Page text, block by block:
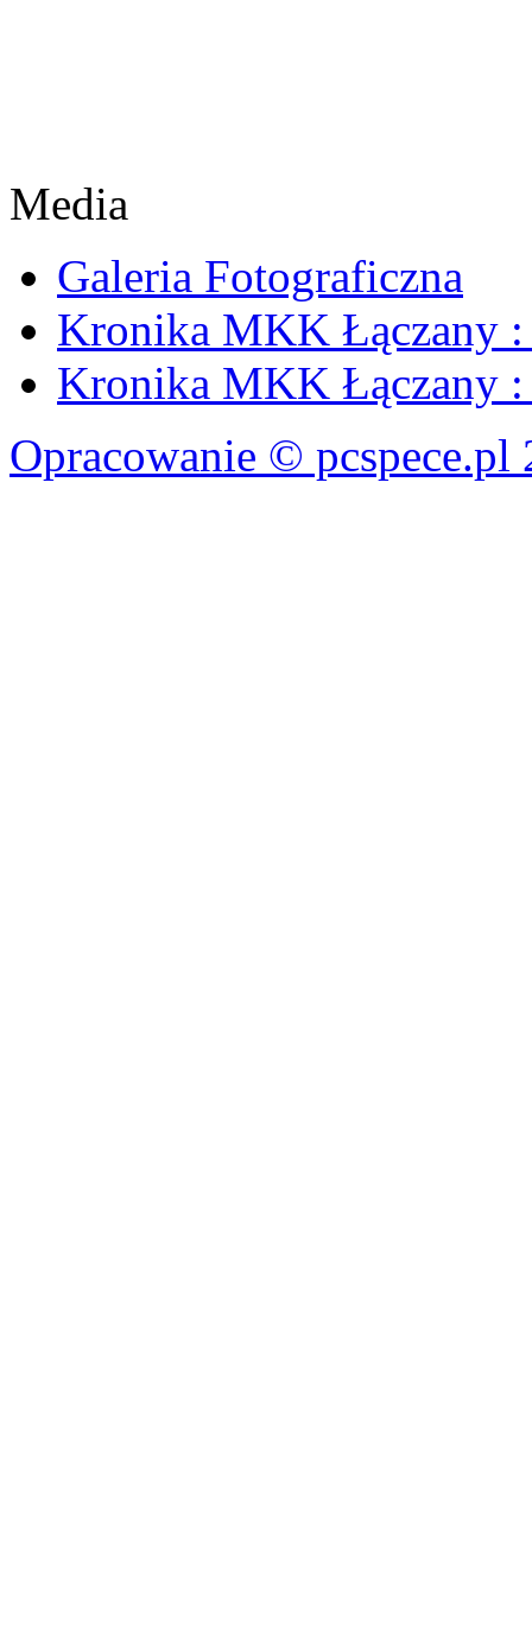
Media
Galeria Fotograficzna
Kronika MKK Łączany :
Kronika MKK Łączany :
Opracowanie © pcspece.pl